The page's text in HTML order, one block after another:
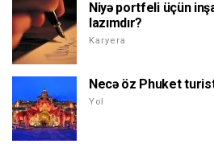
Niyə portfeli üçün
lazımdır?
Karyera
Necə öz Phuket
Yol